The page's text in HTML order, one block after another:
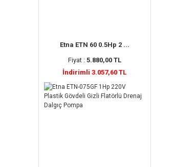
Etna ETN 60 0.5Hp 2 ...
Fiyat : 5.880,00 TL
İndirimli 3.057,60 TL